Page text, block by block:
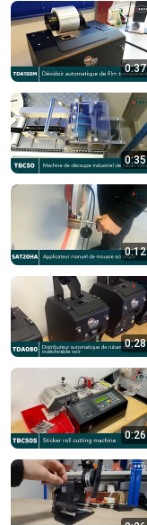
0:37
0:35
0:12
0:28
0:26